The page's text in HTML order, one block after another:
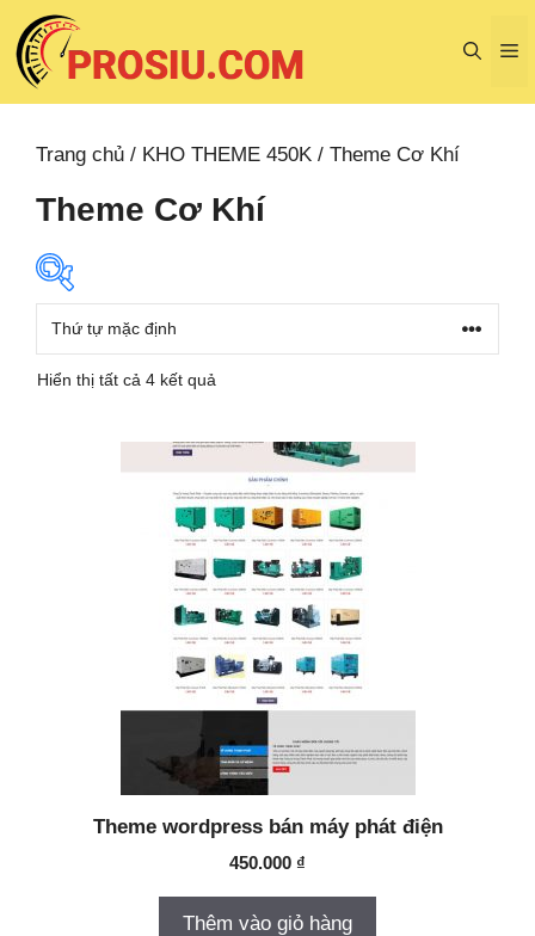
Chuyển
đến
nội
dung
Trang chủ / KHO THEME 450K / Theme Cơ Khí
Theme Cơ Khí
Hiển thị tất cả 4 kết quả
Theme wordpress bán máy phát điện
450.000 ₫
Thêm vào giỏ hàng